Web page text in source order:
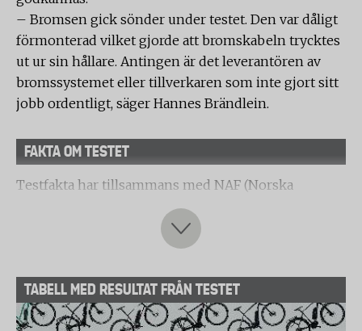
– Bromsen gick sönder under testet. Den var dåligt
förmonterad vilket gjorde att bromskabeln trycktes
ut ur sin hållare. Antingen är det leverantören av
bromssystemet eller tillverkaren som inte gjort sitt
jobb ordentligt, säger Hannes Brändlein.
FAKTA OM TESTET
Testfakta har tillsammans med NAF (Norska
Automobilförbundet) genomfört ett laboratorietest
av cyklar med elektrisk hjälpmotor. Cyklarna har
testats på det tyska ackrediterade laboratoriet
Urval
Kriterier för urvalet är el-cyklar från de större
TABELL MED RESULTAT FRÅN TESTET